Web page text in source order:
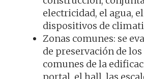
electricidad, el agua,
dispositivos de
Zonas comunes: se
de preservación de los
comunes de la
portal, el hall, las